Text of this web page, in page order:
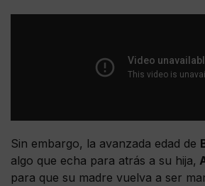
Sin embargo, la avanzada edad de
algo que echa para atrás a su hija,
para que su madre vuelva a ser